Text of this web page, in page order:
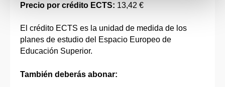
Precio por crédito ECTS: 13,42 €
El crédito ECTS es la unidad de medida de los
planes de estudio del Espacio Europeo de
Educación Superior.
También deberás abonar: